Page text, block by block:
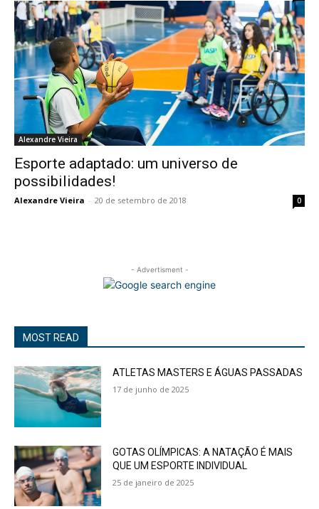
Alexandre Vieira
Esporte adaptado: um universo de
possibilidades!
Alexandre Vieira - 20 de setembro de 2018 0
- Advertisment -
MOST READ
ATLETAS MASTERS E ÁGUAS PASSADAS
17 de junho de 2025
GOTAS OLÍMPICAS: A NATAÇÃO É MAIS
QUE UM ESPORTE INDIVIDUAL
25 de janeiro de 2025